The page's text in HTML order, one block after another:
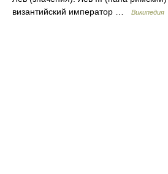
византийский император …
Википедия